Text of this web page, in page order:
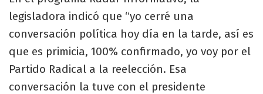
legisladora indicó que “yo cerré una
conversación política hoy día en la tarde, así es
que es primicia, 100% confirmado, yo voy por el
Partido Radical a la reelección. Esa
conversación la tuve con el presidente